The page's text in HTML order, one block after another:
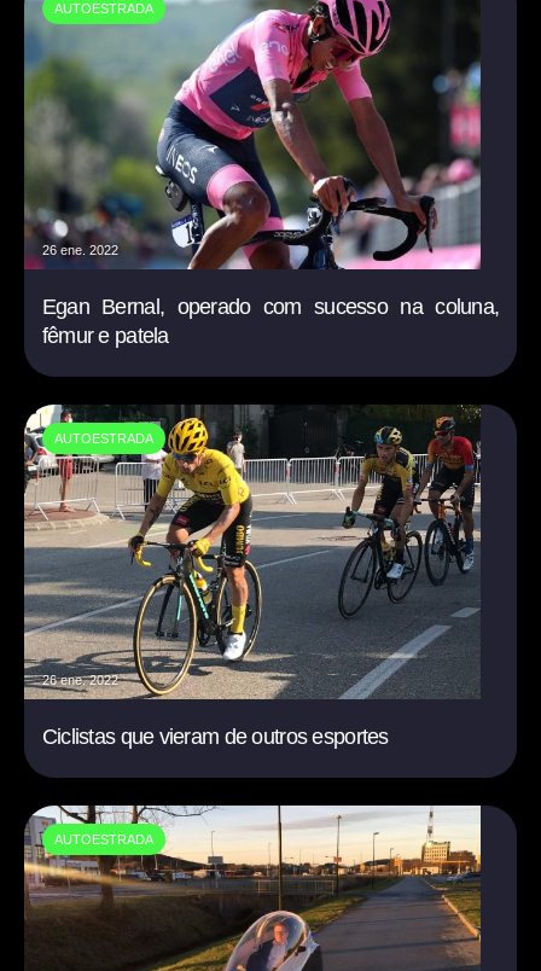
AUTOESTRADA
26 ene. 2022
Egan Bernal, operado com sucesso na coluna,
fêmur e patela
AUTOESTRADA
26 ene. 2022
Ciclistas que vieram de outros esportes
AUTOESTRADA